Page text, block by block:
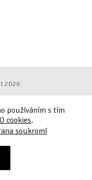
2026
používáním s tím
O cookies.
soukromí